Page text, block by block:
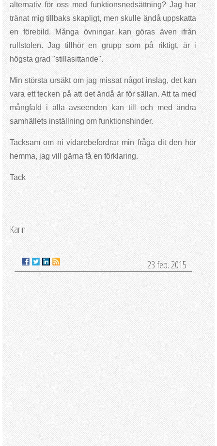
alternativ för oss med funktionsnedsättning? Jag har
tränat mig tillbaks skapligt, men skulle ändå uppskatta
en förebild. Många övningar kan göras även ifrån
rullstolen. Jag tillhör en grupp som på riktigt, är i
högsta grad "stillasittande".
Min största ursäkt om jag missat något inslag, det kan
vara ett tecken på att det ändå är för sällan. Att ta med
mångfald i alla avseenden kan till och med ändra
samhällets inställning om funktionshinder.
Tacksam om ni vidarebefordrar min fråga dit den hör
hemma, jag vill gärna få en förklaring.
Tack
Karin
23 feb. 2015